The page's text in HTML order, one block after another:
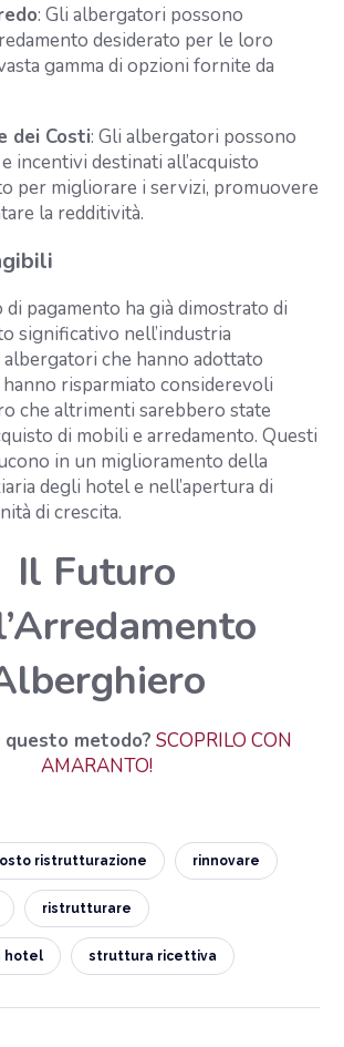
: Gli albergatori possono
desiderato per le loro
gamma di opzioni fornite da
dei Costi: Gli albergatori possono
incentivi destinati all’acquisto
per migliorare i servizi, promuovere
la redditività.
pagamento ha già dimostrato di
significativo nell’industria
che hanno adottato
risparmiato considerevoli
che altrimenti sarebbero state
di mobili e arredamento. Questi
in un miglioramento della
degli hotel e nell’apertura di
di crescita.
Il Futuro
questo metodo? SCOPRILO CON
AMARANTO!
ristrutturazione rinnovare
ristrutturare
hotel struttura ricettiva